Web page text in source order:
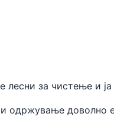
лесни за чистење и
одржување доволно